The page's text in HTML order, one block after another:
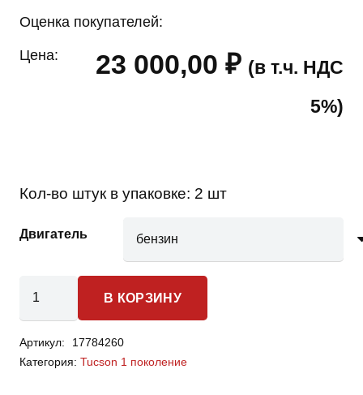
Оценка покупателей:
Цена: 23 000,00 ₽ (в т.ч. НДС
5%)
Кол-во штук в упаковке: 2 шт
Двигатель
товара
Tucson
JM
В КОРЗИНУ
Артикул:
17784260
Категория: Tucson 1 поколение